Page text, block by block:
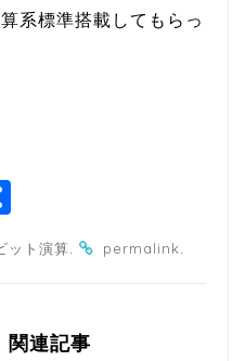
系標準搭載してもらっ
有
ット演算. permalink.
関連記事